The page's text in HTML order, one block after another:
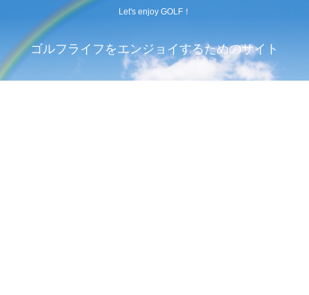
Let's enjoy GOLF！
ゴルフライフをエンジョイするためのサイト